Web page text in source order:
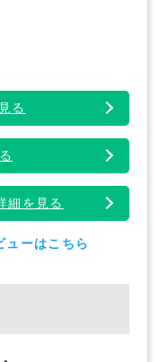
る
細を見る
ーはこちら